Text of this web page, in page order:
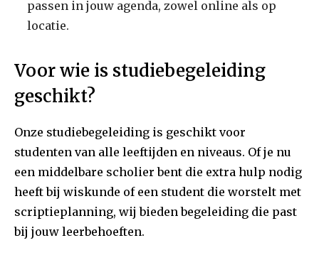
passen in jouw agenda, zowel online als op
locatie.
Voor wie is studiebegeleiding
geschikt?
Onze studiebegeleiding is geschikt voor
studenten van alle leeftijden en niveaus. Of je nu
een middelbare scholier bent die extra hulp nodig
heeft bij wiskunde of een student die worstelt met
scriptieplanning, wij bieden begeleiding die past
bij jouw leerbehoeften.